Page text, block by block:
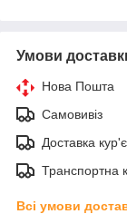
Умови
Нова Пошта
Самовивіз
Доставка
Транспортна
Всі умови